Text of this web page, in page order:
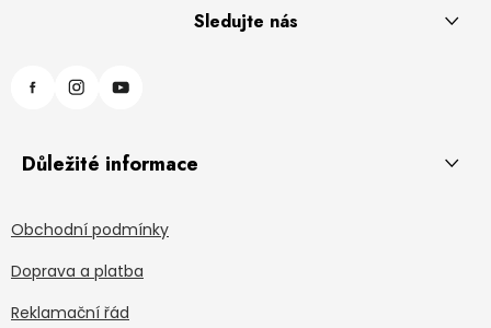
Sledujte nás
Důležité informace
Obchodní podmínky
Doprava a platba
Reklamační řád